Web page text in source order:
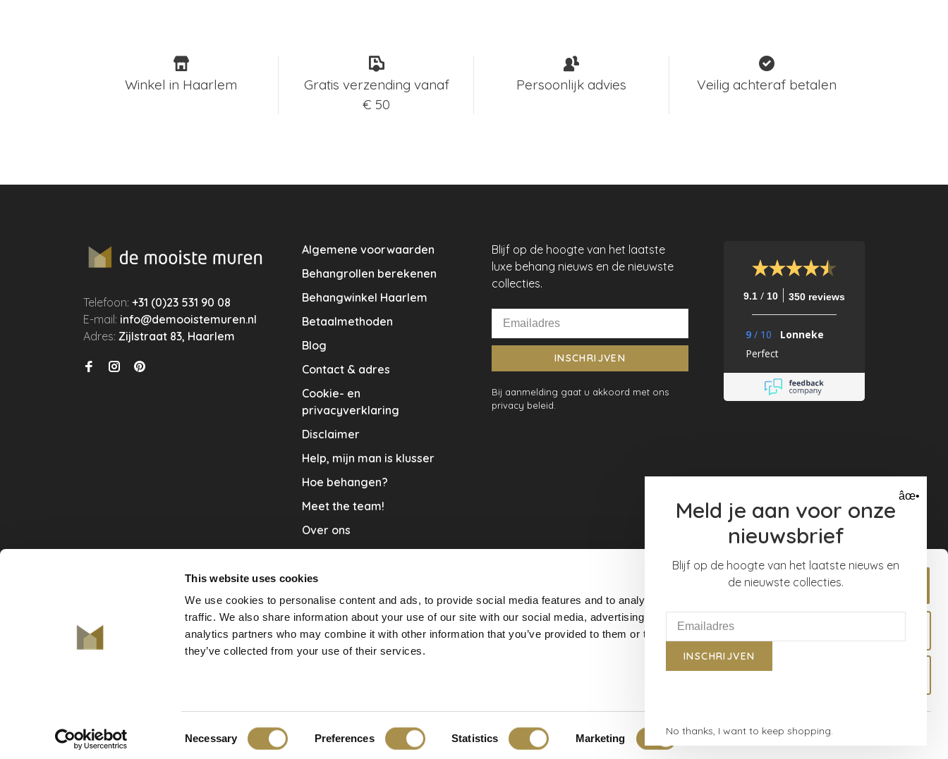
This website uses cookies
We use cookies to personalise content and ads, to provide social media features and to analyse our
traffic. We also share information about your use of our site with our social media, advertising and
analytics partners who may combine it with other information that you’ve provided to them or that
they’ve collected from your use of their services.
Necessary Preferences Statistics Marketing Show details
Allow all
Winkel in Haarlem
Gratis verzending vanaf
€ 50
Persoonlijk advies Veilig achteraf betalen
Telefoon:+31 (0)23 531 90 08
E-mail: info@demooistemuren.nl
Adres:Zijlstraat 83, Haarlem
Algemene voorwaarden
Behangrollen berekenen
Behangwinkel Haarlem
Betaalmethoden
Blog
Contact & adres
Cookie- en
privacyverklaring
Disclaimer
Help, mijn man is klusser
Hoe behangen?
Meet the team!
Over ons
Traplopers en vloerkleden
Vacature
Verzending & Retour
Blijf op de hoogte van het laatste
luxe behang nieuws en de nieuwste
collecties.
INSCHRIJVEN
Bij aanmelding gaat u akkoord met ons
privacy beleid.
9.1 / 10 350 reviews
9 / 10
Lonneke
Perfect
-De Mooiste Muren scores a out of130 klantbeoordelingen atThe Feedback
Company
âœ•
Meld je aan voor onze
nieuwsbrief
Blijf op de hoogte van het laatste nieuws en
de nieuwste collecties.
INSCHRIJVEN
No thanks, I want to keep shopping.